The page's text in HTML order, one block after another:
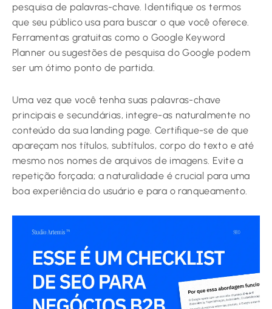
pesquisa de palavras-chave. Identifique os termos
que seu público usa para buscar o que você oferece.
Ferramentas gratuitas como o Google Keyword
Planner ou sugestões de pesquisa do Google podem
ser um ótimo ponto de partida.
Uma vez que você tenha suas palavras-chave
principais e secundárias, integre-as naturalmente no
conteúdo da sua landing page. Certifique-se de que
apareçam nos títulos, subtítulos, corpo do texto e até
mesmo nos nomes de arquivos de imagens. Evite a
repetição forçada; a naturalidade é crucial para uma
boa experiência do usuário e para o ranqueamento.